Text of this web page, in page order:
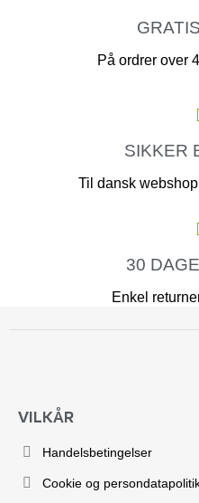
På ordrer over
SIKKER
Til dansk
30
Enkel
VILKÅR
Handelsbetingelser
Cookie og